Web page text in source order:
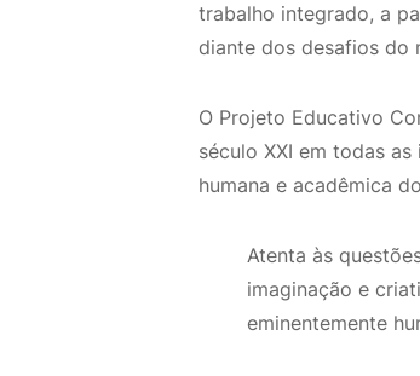
trabalho integrado, a
diante dos desafios do
O Projeto Educativo
século XXI em todas
humana e acadêmica
Atenta às
imaginação e
eminentemente